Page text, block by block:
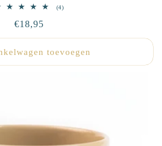
(4)4
Normale
prijs
€18,95
toevoegen